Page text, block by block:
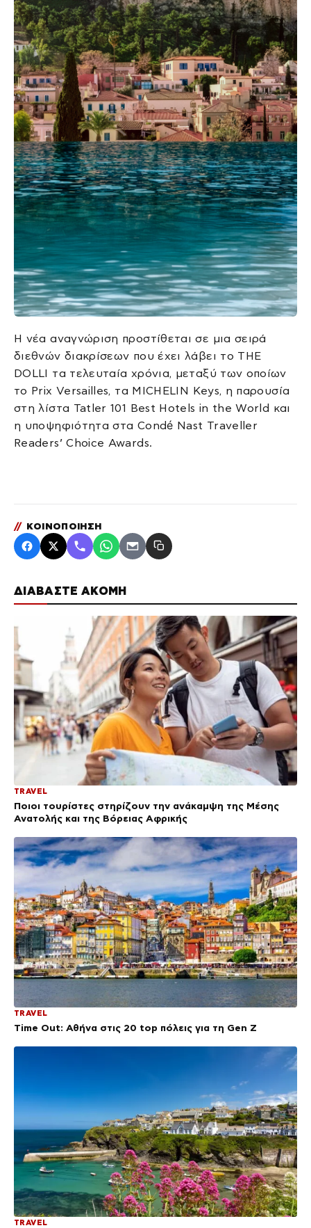
ΔΙΑΒΑΣΤΕ ΑΚΟΜΗ
TRAVEL
Ποιοι τουρίστες στηρίζουν την ανάκαμψη της Μέσης
Ανατολής και της Βόρειας Αφρικής
TRAVEL
Time Out: Αθήνα στις 20 top πόλεις για τη Gen Z
TRAVEL
Η νέα αναγνώριση προστίθεται σε μια σειρά
διεθνών διακρίσεων που έχει λάβει το THE
DOLLI τα τελευταία χρόνια, μεταξύ των οποίων
το Prix Versailles, τα MICHELIN Keys, η παρουσία
στη λίστα Tatler 101 Best Hotels in the World και
η υποψηφιότητα στα Condé Nast Traveller
Readers’ Choice Awards.
// ΚΟΙΝΟΠΟΙΗΣΗ